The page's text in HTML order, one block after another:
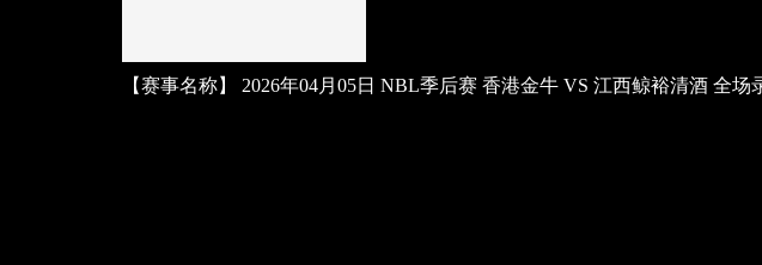
【赛事名称】 2026年04月05日 NBL季后赛 香港金牛 VS 江西鲸裕清酒 全场